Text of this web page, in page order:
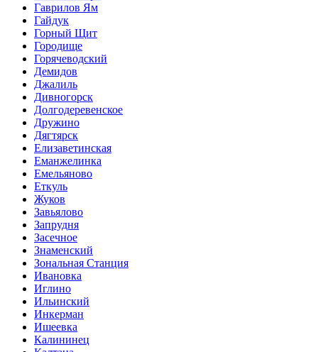
Гаврилов Ям
Гайдук
Горный Щит
Городище
Горячеводский
Демидов
Джалиль
Дивногорск
Долгодеревенское
Дружино
Дягтярск
Елизаветинская
Еманжелинка
Емельяново
Еткуль
Жуков
Завьялово
Запрудня
Засечное
Знаменский
Зональная Станция
Ивановка
Иглино
Ильинский
Инкерман
Ишеевка
Калининец